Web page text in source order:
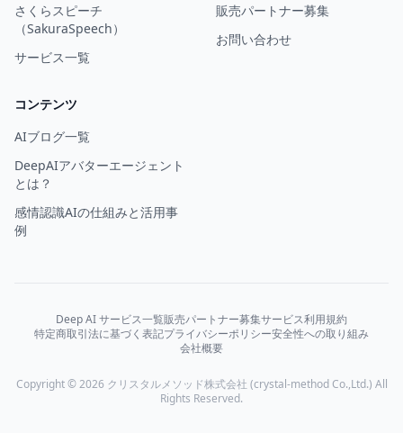
さくらスピーチ
（SakuraSpeech）
サービス一覧
販売パートナー募集
お問い合わせ
コンテンツ
AIブログ一覧
DeepAIアバターエージェント
とは？
感情認識AIの仕組みと活用事
例
Deep AI サービス一覧販売パートナー募集サービス利用規約
特定商取引法に基づく表記プライバシーポリシー安全性への取り組み
会社概要
Copyright © 2026 クリスタルメソッド株式会社 (crystal-method Co.,Ltd.) All
Rights Reserved.